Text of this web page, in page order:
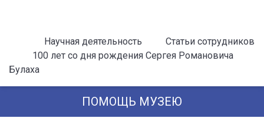
Научная деятельность
Статьи сотрудников
100 лет со дня рождения Сергея Романовича
Булаха
ПОМОЩЬ МУЗЕЮ